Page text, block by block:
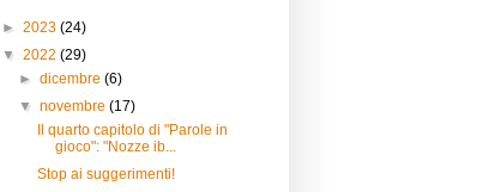
► 2023 (24)
▼ 2022 (29)
►dicembre(6)
▼novembre(17)
Il quarto capitolo di "Parole in
gioco": "Nozze ib...
Stop ai suggerimenti!